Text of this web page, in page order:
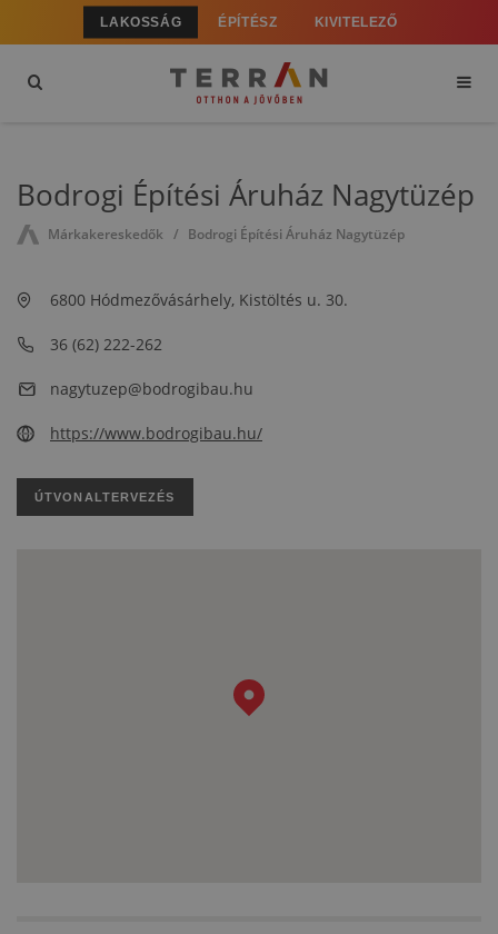
LAKOSSÁG ÉPÍTÉSZ KIVITELEZŐ
Bodrogi Építési Áruház Nagytüzép
Márkakereskedők Bodrogi Építési Áruház Nagytüzép
6800 Hódmezővásárhely, Kistöltés u. 30.
36 (62) 222-262
nagytuzep@bodrogibau.hu
https://www.bodrogibau.hu/
ÚTVONALTERVEZÉS